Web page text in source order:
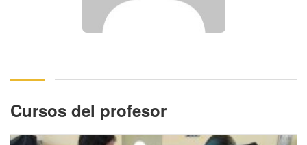
Cursos del profesor